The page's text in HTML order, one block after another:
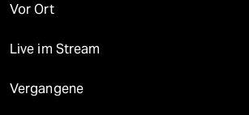
Vor Ort
Live im Stream
Vergangene